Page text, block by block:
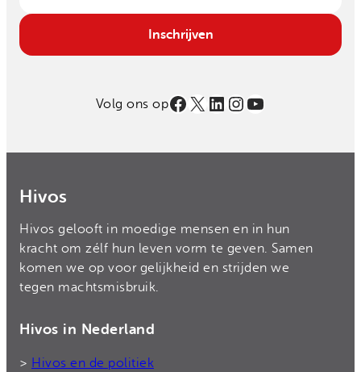
Email
Inschrijven
Volg ons opFacebook
X LinkedIn
Instagram
YouTube
Hivos
Hivos gelooft in moedige mensen en in hun
kracht om zélf hun leven vorm te geven. Samen
komen we op voor gelijkheid en strijden we
tegen machtsmisbruik.
Hivos in Nederland
> Hivos en de politiek